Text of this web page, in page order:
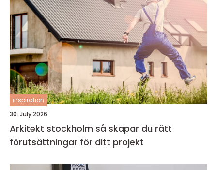
inspiration
30. July 2026
Arkitekt stockholm så skapar du rätt
förutsättningar för ditt projekt